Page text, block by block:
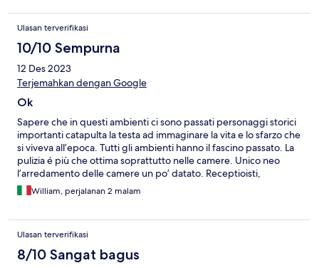
luxurious hotel.
Ulasan terverifikasi
10/10 Sempurna
12 Des 2023
Terjemahkan dengan Google
Ok
Sapere che in questi ambienti ci sono passati personaggi storici
importanti catapulta la testa ad immaginare la vita e lo sfarzo che
si viveva all’epoca. Tutti gli ambienti hanno il fascino passato. La
pulizia é più che ottima soprattutto nelle camere. Unico neo
l’arredamento delle camere un po’ datato. Receptioisti,
personale delle colazioni e delle pulizie molto disponibili e
gentilie. Finalmente ho alloggiato nel hotel che mi ha sempre
mie aspettative.
William, perjalanan 2 malam
Ulasan terverifikasi
8/10 Sangat bagus